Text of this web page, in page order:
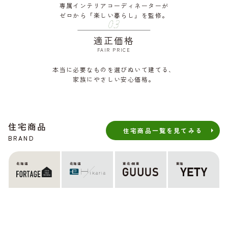
専属インテリアコーディネーターが
ゼロから「楽しい暮らし」を監修。
適正価格
FAIR PRICE
本当に必要なものを選びぬいて建てる、
家族にやさしい安心価格。
住宅商品
BRAND
住宅商品一覧を見てみる
北海道 北海道 東北•関東 東海